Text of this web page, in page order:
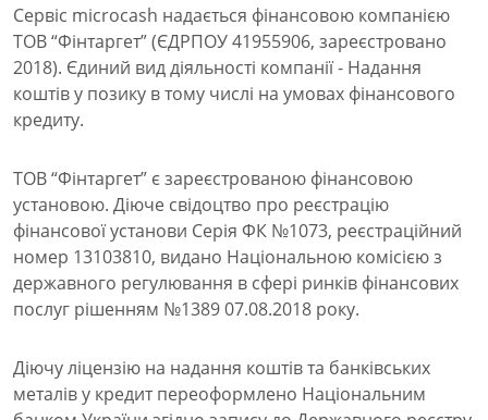
Сервіс microcash надається фінансовою компанією
ТОВ “Фінтаргет” (ЄДРПОУ 41955906, зареєстровано
2018). Єдиний вид діяльності компанії - Надання
коштів у позику в тому числі на умовах фінансового
кредиту.
ТОВ “Фінтаргет” є зареєстрованою фінансовою
установою. Діюче свідоцтво про реєстрацію
фінансової установи Серія ФК №1073, реєстраційний
номер 13103810, видано Національною комісією з
державного регулювання в сфері ринків фінансових
послуг рішенням №1389 07.08.2018 року.
Діючу ліцензію на надання коштів та банківських
металів у кредит переоформлено Національним